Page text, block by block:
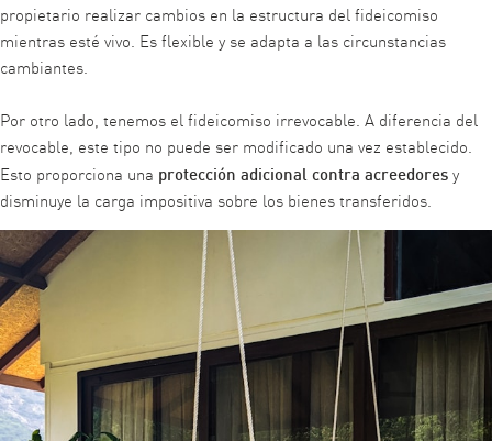
propietario realizar cambios en la estructura del fideicomiso
mientras esté vivo. Es flexible y se adapta a las circunstancias
cambiantes.
Por otro lado, tenemos el fideicomiso irrevocable. A diferencia del
revocable, este tipo no puede ser modificado una vez establecido.
Esto proporciona una protección adicional contra acreedoresy
disminuye la carga impositiva sobre los bienes transferidos.